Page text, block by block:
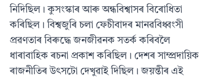
নিদিছিল। কুসংস্কাৰ আৰু অন্ধবিশ্বাসৰ বিৰোধিতা
কৰিছিল। বিশ্বজুৰি চলা ফেচীবাদৰ মানৱবিধ্বংসী
প্ৰৱণতাৰ বিৰুদ্ধে জনজীৱনক সতৰ্ক কৰিবলৈ
ধাৰাবাহিক ৰচনা প্ৰকাশ কৰিছিল। দেশৰ সাম্প্ৰদায়িক
ৰাজনীতিৰ উৎসটো দেখুৱাই দিছিল। জয়ন্তীৰ এই